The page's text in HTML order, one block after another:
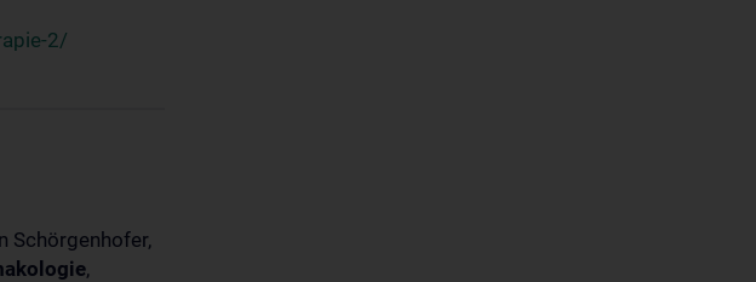
2/
Schörgenhofer,
,